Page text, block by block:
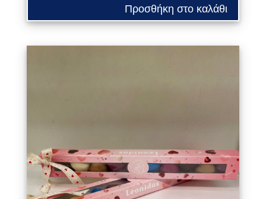
Προσθήκη στο καλάθι